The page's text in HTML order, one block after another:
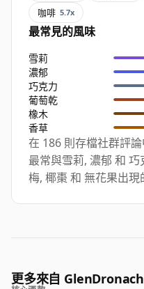
咖啡 5.7x
最常見的風味
雪莉
濃郁
巧克力
葡萄乾
橡木
香草
在 186 則存檔社群評
最常與雪莉, 濃郁 和
梅, 椰棗 和 無花果出
更多來自 GlenDronach